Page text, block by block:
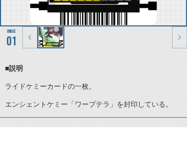
01
■説明
ライドケミーカードの一枚。
エンシェントケミー「ワープテラ」を封印している。